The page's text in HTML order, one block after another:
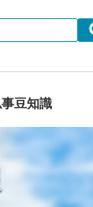
豆知識